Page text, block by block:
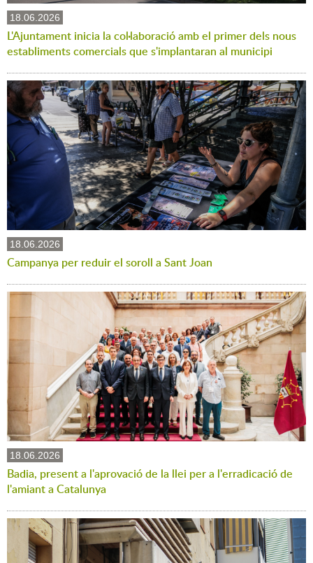
18.06.2026
L'Ajuntament inicia la col·laboració amb el primer dels nous
establiments comercials que s'implantaran al municipi
18.06.2026
Campanya per reduir el soroll a Sant Joan
18.06.2026
Badia, present a l'aprovació de la llei per a l'erradicació de
l'amiant a Catalunya